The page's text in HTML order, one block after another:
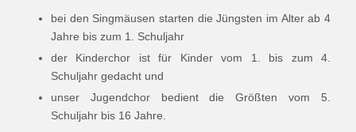
bei den Singmäusen starten die Jüngsten im Alter ab 4
Jahre bis zum 1. Schuljahr
der Kinderchor ist für Kinder vom 1. bis zum 4.
Schuljahr gedacht und
unser Jugendchor bedient die Größten vom 5.
Schuljahr bis 16 Jahre.